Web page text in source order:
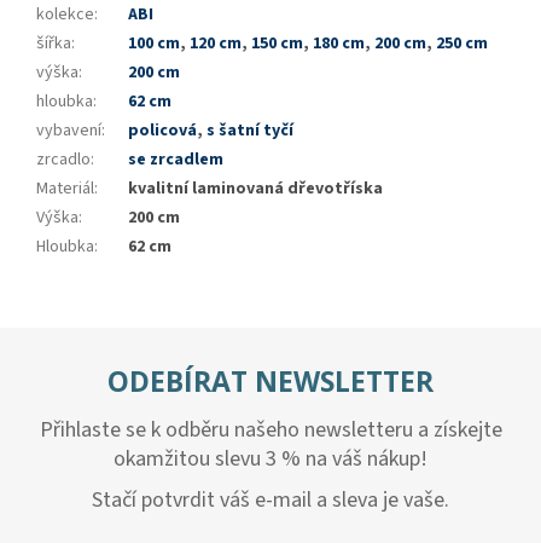
kolekce:
ABI
šířka: 100 cm, 120 cm, 150 cm, 180 cm, 200 cm, 250 cm
výška:
200 cm
hloubka:
62 cm
vybavení: policová, s šatní tyčí
zrcadlo:
se zrcadlem
Materiál:
kvalitní laminovaná dřevotříska
Výška:
200 cm
Hloubka: 62 cm
ODEBÍRAT NEWSLETTER
Přihlaste se k odběru našeho newsletteru a získejte
okamžitou slevu 3 % na váš nákup!
Stačí potvrdit váš e-mail a sleva je vaše.